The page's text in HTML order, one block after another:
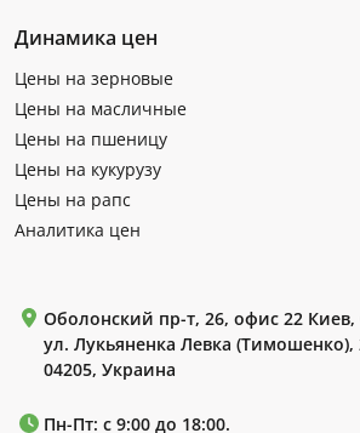
Динамика цен
Цены на зерновые
Цены на масличные
Цены на пшеницу
Цены на кукурузу
Цены на рапс
Аналитика цен
Оболонский пр-т, 26, офис 22 Киев,
ул. Лукьяненка Левка (Тимошенко),
04205, Украина
Пн-Пт: с 9:00 до 18:00.